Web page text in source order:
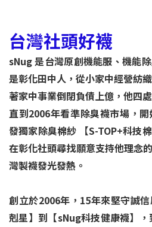
台灣社頭好襪
sNug 是台灣原創機能服、機能
是彰化田中人，從小家中經營紡
著家中事業倒閉負債上億，他四
直到2006年看準除臭襪市場，
發獨家除臭棉紗 【S-TOP+科技
在彰化社頭尋找願意支持他理念
灣製襪發光發熱。
創立於2006年，15年來堅守誠
剋星】到【sNug科技健康襪】